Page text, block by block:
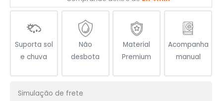
Suporta sol
e chuva
Não
desbota
Material
Premium
Acompanha
manual
Simulação de frete